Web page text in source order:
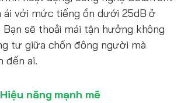
ái với mức tiếng ồn dưới 25dB ở
sẽ thoải mái tận hưởng không
tư giữa chốn đông người mà
đến ai.
Hiệu năng mạnh mẽ